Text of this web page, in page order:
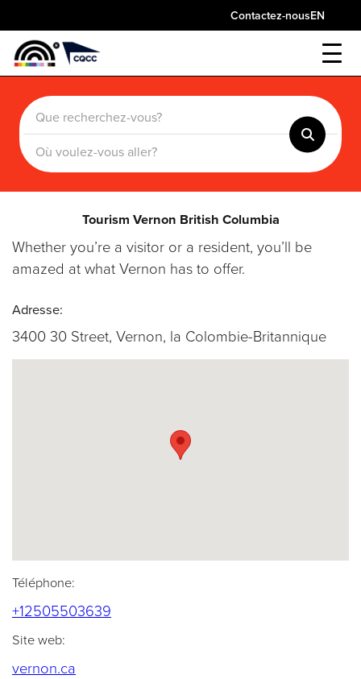
Contactez-nousEN
Tourism Vernon British Columbia
Whether you’re a visitor or a resident, you’ll be
amazed at what Vernon has to offer.
Adresse:
3400 30 Street, Vernon, la Colombie-Britannique
Téléphone:
+12505503639
Site web:
vernon.ca